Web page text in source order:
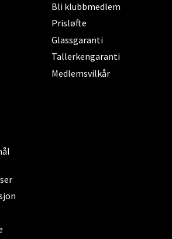
Bli klubbmedlem
Prisløfte
Glassgaranti
Tallerkengaranti
Medlemsvilkår
Senter